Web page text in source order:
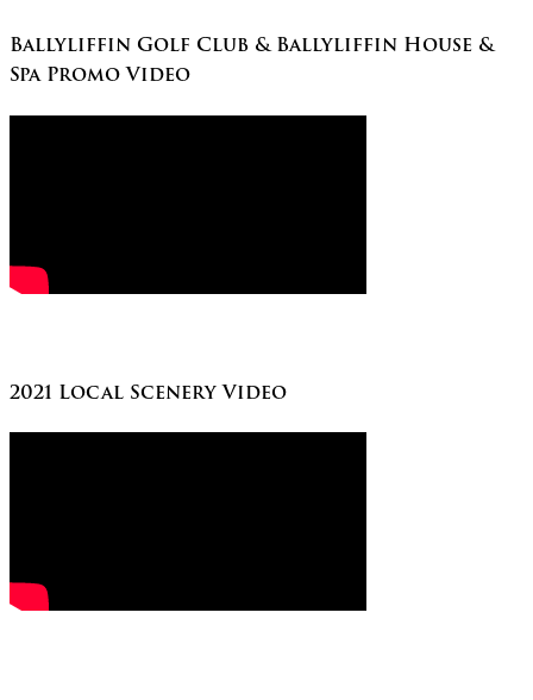
Ballyliffin Golf Club & Ballyliffin House &
Spa Promo Video
2021 Local Scenery Video